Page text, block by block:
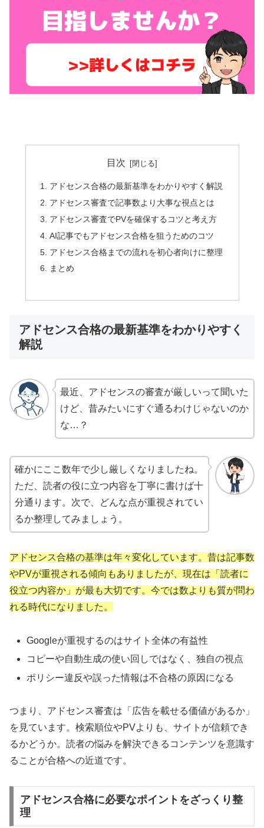
目次
アドセンス合格の最新基準をわかりやすく解説
アドセンス審査で記事数より大事な視点とは
アドセンス審査でPVを確保するコツと考え方
AI記事でもアドセンス合格を狙うためのコツ
アドセンス合格までの流れを初心者向けに整理
まとめ
アドセンス合格の最新基準をわかりやすく
解説
最近、アドセンスの審査が厳しいって聞いた
けど、昔みたいにすぐ通るわけじゃないのか
な…？
確かにここ数年で少し厳しくなりましたね。
ただ、読者の役に立つ内容を丁寧に書けば十
分通ります。次で、どんな点が重視されてい
るか整理してみましょう。
アドセンス合格の基準は年々変化しています。昔は記事数
やPVが重視される傾向もありましたが、現在は「読者に
役立つ内容か」が最も大切です。今では数よりも質が問わ
れる時代になりました。
Googleが重視するのはサイト全体の有益性
コピーや自動生成の使い回しではなく、独自の視点
ポリシー違反や誤った情報は不合格の原因になる
つまり、アドセンス審査は「広告を載せる価値があるか」
を見ています。検索順位やPVよりも、サイトが信頼でき
るかどうか。読者の悩みを解決できるコンテンツを意識す
ることが合格への近道です。
アドセンス合格に必要なポイントをざっくり整
理